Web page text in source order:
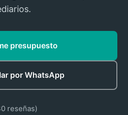
presupuesto
por WhatsApp
reseñas)